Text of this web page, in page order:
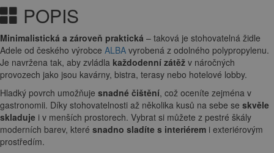
POPIS
Minimalistická a zároveň praktická – taková je stohovatelná židle
Adele od českého výrobce ALBA vyrobená z odolného polypropylenu.
Je navržena tak, aby zvládla každodenní zátěž v náročných
provozech jako jsou kavárny, bistra, terasy nebo hotelové lobby.
Hladký povrch umožňuje snadné čištění, což oceníte zejména v
gastronomii. Díky stohovatelnosti až několika kusů na sebe se skvěle
skladuje i v menších prostorech. Vybrat si můžete z pestré škály
moderních barev, které snadno sladíte s interiérem i exteriérovým
prostředím.